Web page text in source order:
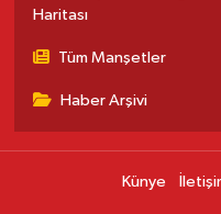
Haritası
Tüm Manşetler
Haber Arşivi
Künye